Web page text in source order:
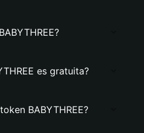
es gratuita?
BABYTHREE?